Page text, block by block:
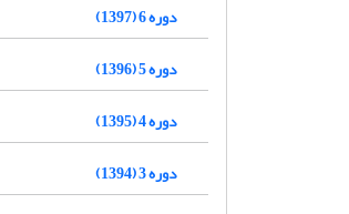
دوره 6 (1397)
دوره 5 (1396)
دوره 4 (1395)
دوره 3 (1394)